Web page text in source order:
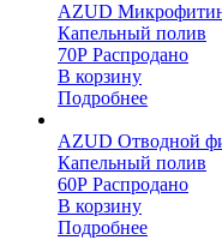
AZUD
Капельный полив
70Р Распродано
В корзину
Подробнее
AZUD Отводной
Капельный полив
60Р Распродано
В корзину
Подробнее